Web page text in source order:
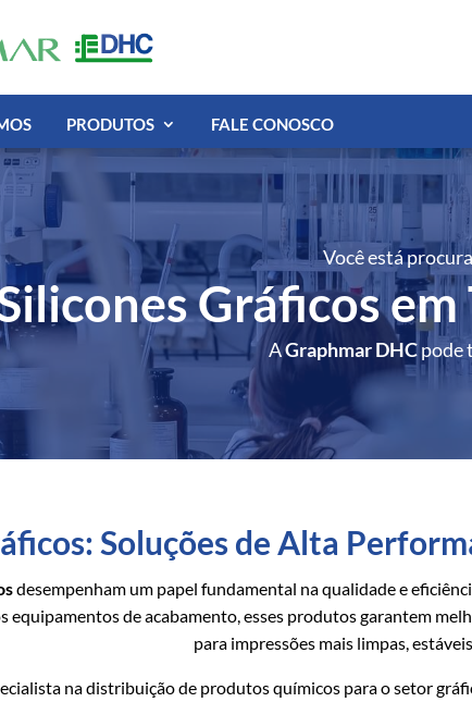
PRODUTOS FALE CONOSCO
Você está
Gráficos
AGraphmar DHCpode
Soluções de Alta
desempenham um papel fundamental na qualidade e
equipamentos de acabamento, esses produtos garantem
para impressões mais limpas,
na distribuição de produtos químicos para o setor